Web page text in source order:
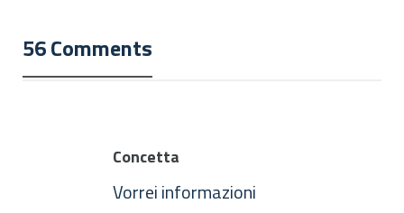
56 Comments
Concetta
Vorrei informazioni